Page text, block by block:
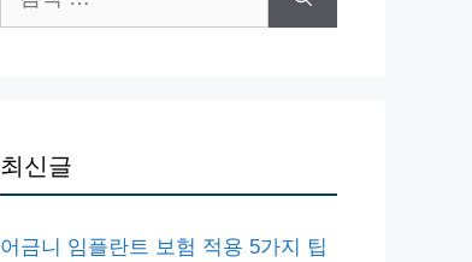
색:
최신글
어금니 임플란트 보험 적용 5가지 팁